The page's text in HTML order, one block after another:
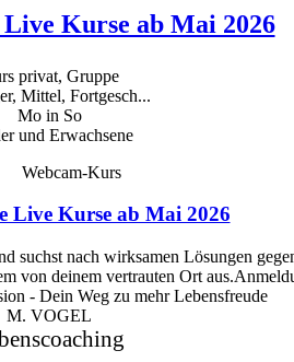
Kurse ab Mai 2026
privat, Gruppe
Mittel, Fortgesch...
Mo in So
und Erwachsene
Webcam-Kurs
Live Kurse ab Mai 2026
suchst nach wirksamen Lösungen
von deinem vertrauten Ort
M. VOGEL